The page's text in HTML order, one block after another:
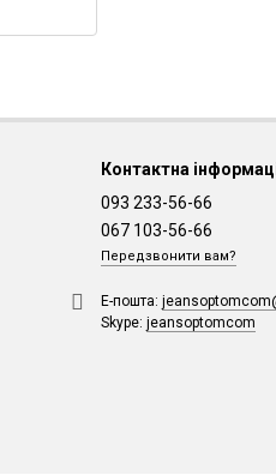
Контактна
093 233-56-66
067 103-56-66
Передзвонити вам?
Е-пошта:
Skype:jeansoptomcom